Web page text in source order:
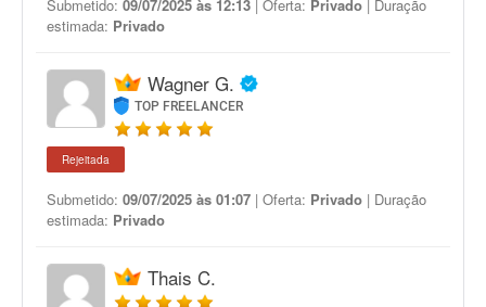
Submetido: 09/07/2025 às 12:13 | Oferta: Privado | Duração
estimada: Privado
Wagner G.
TOP FREELANCER
Rejeitada
Submetido: 09/07/2025 às 01:07 | Oferta: Privado | Duração
estimada: Privado
Thais C.